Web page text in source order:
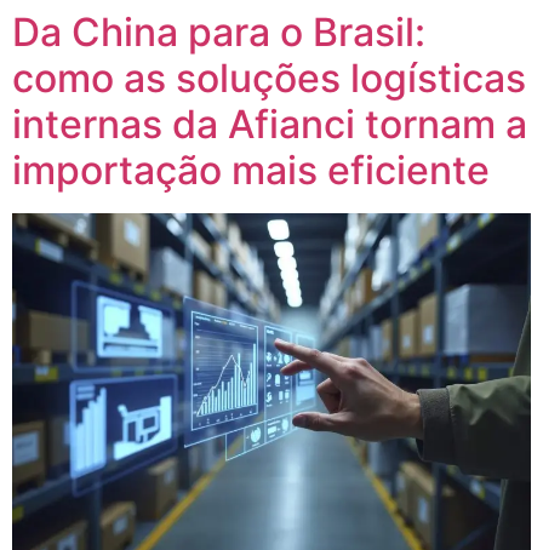
Da China para o Brasil:
como as soluções logísticas
internas da Afianci tornam a
importação mais eficiente